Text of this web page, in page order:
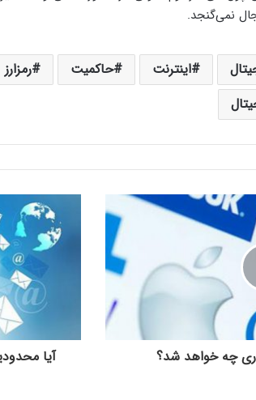
نمی­‌گنجد.
اینترنت حاکمیت رمزارز
چه خواهد شد؟
آیا